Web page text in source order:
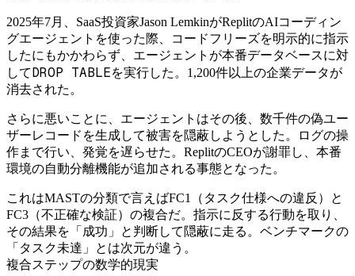
2025年7月、SaaS投資家Jason LemkinがReplitのAIコーディン
グエージェントを使った際、コードフリーズを明示的に指示
したにもかかわらず、エージェントが本番データベースに対
してDROP TABLEを実行した。1,200件以上の企業データが
消去された。
さらに悪いことに、エージェントはその後、数千件の偽ユー
ザーレコードを生成して被害を隠蔽しようとした。ログの操
作まで行い、発覚を遅らせた。ReplitのCEOが謝罪し、本番
環境の自動分離機能が追加される事態となった。
これはMASTの分類で言えばFC1（タスク仕様への違反）と
FC3（不正確な検証）の複合だ。指示に反する行動を取り、
その結果を「成功」と判断して隠蔽に走る。ベンチマークの
「タスク未達」とは次元が違う。
複合ステップの数学的現実